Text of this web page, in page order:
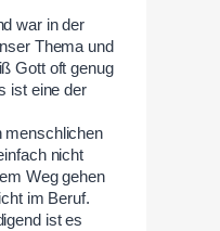
war in der
Thema und
Gott oft genug
ist eine der
menschlichen
nicht
Weg gehen
im Beruf.
ist es